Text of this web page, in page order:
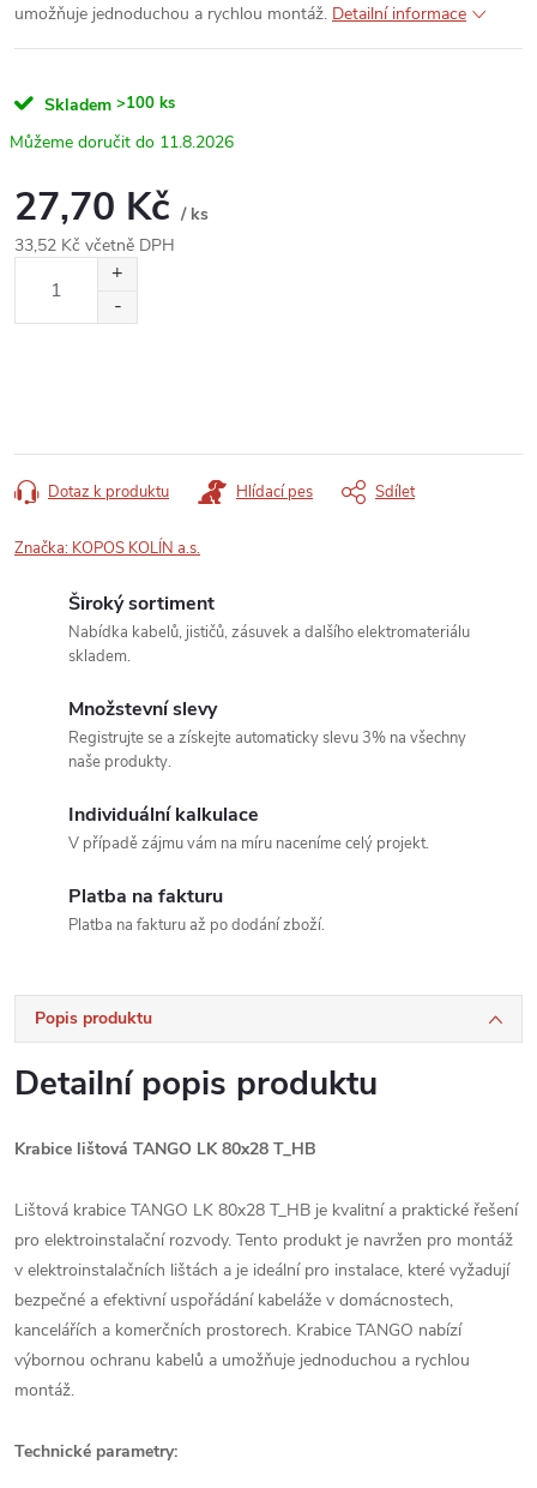
umožňuje jednoduchou a rychlou montáž. Detailní informace
Skladem >100 ks
11.8.2026
27,70 Kč / ks
33,52 Kč včetně DPH
Dotaz k produktu Hlídací pes Sdílet
Značka: KOPOS KOLÍN a.s.
Široký sortiment
Nabídka kabelů, jističů, zásuvek a dalšího elektromateriálu
skladem.
Množstevní slevy
Registrujte se a získejte automaticky slevu 3% na všechny
naše produkty.
Individuální kalkulace
V případě zájmu vám na míru naceníme celý projekt.
Platba na fakturu
Platba na fakturu až po dodání zboží.
Popis produktu
Detailní popis produktu
Krabice lištová TANGO LK 80x28 T_HB
Lištová krabice TANGO LK 80x28 T_HB je kvalitní a praktické řešení
pro elektroinstalační rozvody. Tento produkt je navržen pro montáž
v elektroinstalačních lištách a je ideální pro instalace, které vyžadují
bezpečné a efektivní uspořádání kabeláže v domácnostech,
kancelářích a komerčních prostorech. Krabice TANGO nabízí
výbornou ochranu kabelů a umožňuje jednoduchou a rychlou
montáž.
Technické parametry: